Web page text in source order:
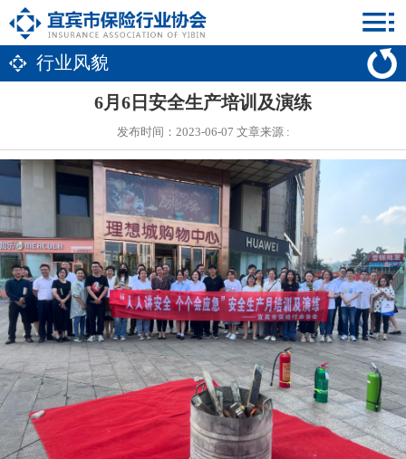
行业风貌
6月6日安全生产培训及演练
发布时间：2023-06-07 文章来源 :